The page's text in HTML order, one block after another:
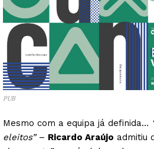
PUB
Mesmo com a equipa já definida…
eleitos”– Ricardo Araújo admitiu